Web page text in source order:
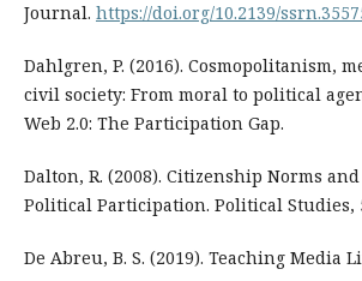
Journal. https://doi.org/10.2139/
Dahlgren, P. (2016). Cosmopolitanism,
civil society: From moral to political
Web 2.0: The Participation Gap.
Dalton, R. (2008). Citizenship Norms
Political Participation. Political Studies,
De Abreu, B. S. (2019). Teaching Media